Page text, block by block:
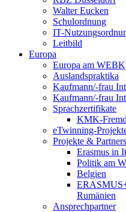
Walter Eucken
Schulordnung
IT-
Leitbild
Europa
Europa am WEBK
Auslandspraktika
Kaufmann/-frau
Kaufmann/-frau
Sprachzertifikate
KMK-
eTwinning-
Projekte &
Erasmus in
Politik am
Belgien
Rumänien
Ansprechpartner